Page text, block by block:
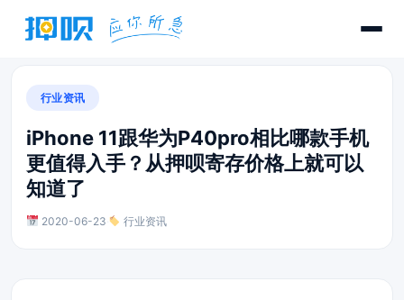
行业资讯
iPhone 11跟华为P40pro相比哪款手机
更值得入手？从押呗寄存价格上就可以
知道了
2020-06-23 行业资讯